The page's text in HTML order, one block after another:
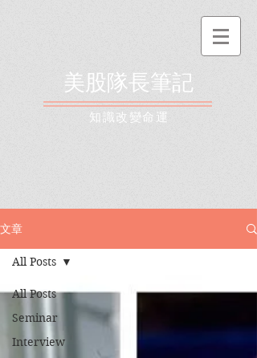
美股隊長筆記
​知識改變命運
文章
All Posts
Seminar
Interview
All Posts